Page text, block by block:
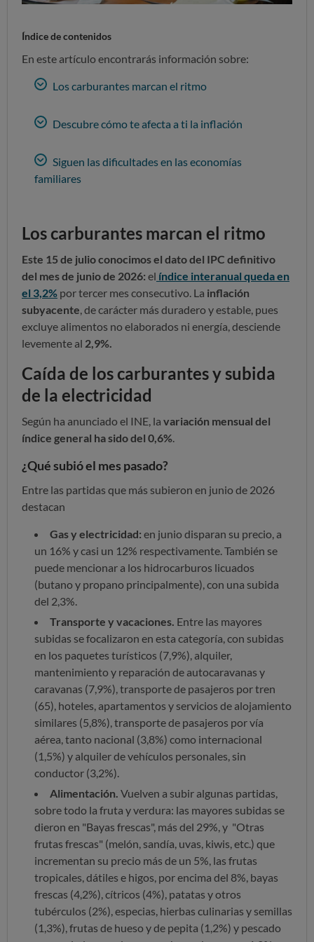
Índice de contenidos
En este artículo encontrarás información sobre:
Los carburantes marcan el ritmo
Descubre cómo te afecta a ti la inflación
Siguen las dificultades en las economías
familiares
Los carburantes marcan el ritmo
Este 15 de julio conocimos el dato del IPC definitivo
del mes de junio de 2026: el índice interanual queda en
el 3,2% por tercer mes consecutivo. La inflación
subyacente , de carácter más duradero y estable, pues
excluye alimentos no elaborados ni energía, desciende
levemente al 2,9%.
Caída de los carburantes y subida
de la electricidad
Según ha anunciado el INE, la variación mensual del
índice general ha sido del 0,6%
¿Qué subió el mes pasado?
Entre las partidas que más subieron en junio de 2026
destacan
Gas y electricidad: en junio disparan su precio, a
un 16% y casi un 12% respectivamente. También se
puede mencionar a los hidrocarburos licuados
(butano y propano principalmente), con una subida
del 2,3%.
Transporte y vacaciones. Entre las mayores
subidas se focalizaron en esta categoría, con subidas
en los paquetes turísticos (7,9%), alquiler,
mantenimiento y reparación de autocaravanas y
caravanas (7,9%), transporte de pasajeros por tren
(65), hoteles, apartamentos y servicios de alojamiento
similares (5,8%), transporte de pasajeros por vía
aérea, tanto nacional (3,8%) como internacional
(1,5%) y alquiler de vehículos personales, sin
conductor (3,2%).
Alimentación. Vuelven a subir algunas partidas,
sobre todo la fruta y verdura: las mayores subidas se
dieron en "Bayas frescas", más del 29%, y "Otras
frutas frescas" (melón, sandía, uvas, kiwis, etc.) que
incrementan su precio más de un 5%, las frutas
tropicales, dátiles e higos, por encima del 8%, bayas
frescas (4,2%), cítricos (4%), patatas y otros
tubérculos (2%), especias, hierbas culinarias y semillas
(1,3%), frutas de hueso y de pepita (1,2%) y pescado